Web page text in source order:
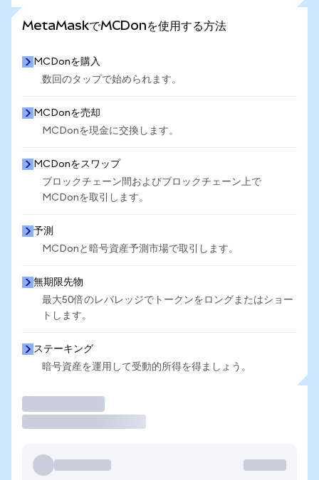
MetaMaskでMCDonを使用する方法
MCDonを購入
数回のタップで始められます。
MCDonを売却
MCDonを現金に交換します。
MCDonをスワップ
ブロックチェーン間およびブロックチェーン上で
MCDonを取引します。
予測
MCDonと暗号資産予測市場で取引します。
無期限先物
最大50倍のレバレッジでトークンをロングまたはショー
トします。
ステーキング
暗号資産を運用して受動的所得を得ましょう。